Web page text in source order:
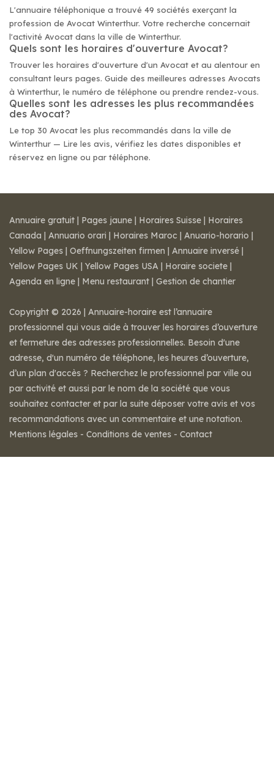
L'annuaire téléphonique a trouvé 49 sociétés exerçant la
profession de Avocat Winterthur. Votre recherche concernait
l'activité Avocat dans la ville de Winterthur.
Quels sont les horaires d'ouverture Avocat?
Trouver les horaires d'ouverture d'un Avocat et au alentour en
consultant leurs pages. Guide des meilleures adresses Avocats
à Winterthur, le numéro de téléphone ou prendre rendez-vous.
Quelles sont les adresses les plus recommandées
des Avocat?
Le top 30 Avocat les plus recommandés dans la ville de
Winterthur — Lire les avis, vérifiez les dates disponibles et
réservez en ligne ou par téléphone.
Annuaire gratuit | Pages jaune | Horaires Suisse | Horaires
Canada | Annuario orari | Horaires Maroc | Anuario-horario |
Yellow Pages | Oeffnungszeiten firmen | Annuaire inversé |
Yellow Pages UK | Yellow Pages USA | Horaire societe |
Agenda en ligne | Menu restaurant | Gestion de chantier
Copyright © 2026 | Annuaire-horaire est l’annuaire
professionnel qui vous aide à trouver les horaires d’ouverture
et fermeture des adresses professionnelles. Besoin d'une
adresse, d'un numéro de téléphone, les heures d’ouverture,
d’un plan d'accès ? Recherchez le professionnel par ville ou
par activité et aussi par le nom de la société que vous
souhaitez contacter et par la suite déposer votre avis et vos
recommandations avec un commentaire et une notation.
Mentions légales - Conditions de ventes - Contact